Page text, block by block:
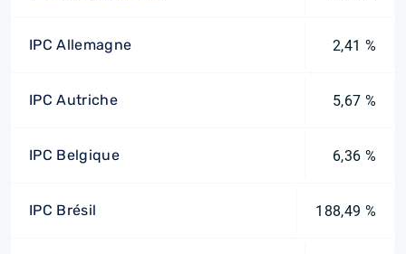
IPC Allemagne 2,41 %
IPC Autriche 5,67 %
IPC Belgique 6,36 %
IPC Brésil 188,49 %